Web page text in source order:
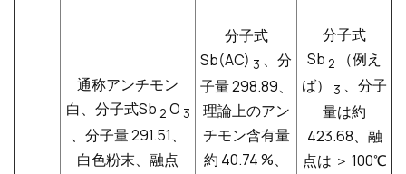
通称アンチモン
白、分子式Sb 2 O 3
、分子量 291.51、
白色粉末、融点
分子式
Sb(AC) 3 、分
子量 298.89、
理論上のアン
チモン含有量
約 40.74 %、
分子式
Sb 2
（例え
ば）
3 、分子
量は約
423.68、融
点は ＞ 100℃